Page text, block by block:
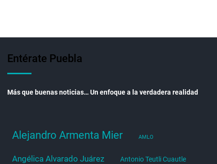
Entérate Puebla
Más que buenas noticias… Un enfoque a la verdadera realidad
Alejandro Armenta Mier AMLO
Angélica Alvarado Juárez Antonio Teutli Cuautle